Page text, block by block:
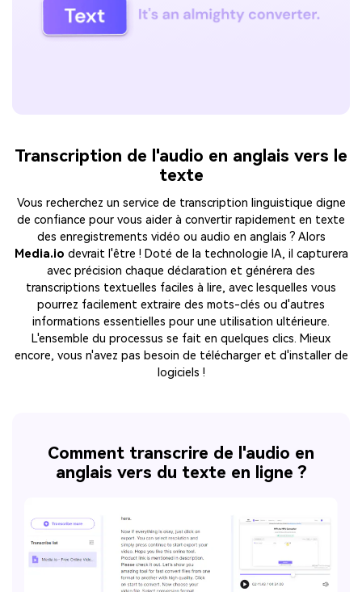
Transcription de l'audio en anglais vers le
texte
Vous recherchez un service de transcription linguistique digne
de confiance pour vous aider à convertir rapidement en texte
des enregistrements vidéo ou audio en anglais ? Alors
Media.io devrait l'être ! Doté de la technologie IA, il capturera
avec précision chaque déclaration et générera des
transcriptions textuelles faciles à lire, avec lesquelles vous
pourrez facilement extraire des mots-clés ou d'autres
informations essentielles pour une utilisation ultérieure.
L'ensemble du processus se fait en quelques clics. Mieux
encore, vous n'avez pas besoin de télécharger et d'installer de
logiciels !
Comment transcrire de l'audio en
anglais vers du texte en ligne ?